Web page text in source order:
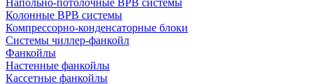
Напольно-потолочные ВРВ системы
Колонные ВРВ системы
Компрессорно-конденсаторные блоки
Системы чиллер-фанкойл
Фанкойлы
Настенные фанкойлы
Кассетные фанкойлы